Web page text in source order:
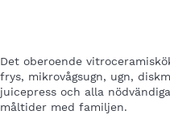
Det oberoende
frys, mikrovågsugn, ugn,
juicepress och alla
måltider med familjen.